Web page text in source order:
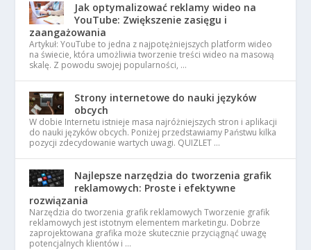
Jak optymalizować reklamy wideo na
YouTube: Zwiększenie zasięgu i
zaangażowania
Artykuł: YouTube to jedna z najpotężniejszych platform wideo
na świecie, która umożliwia tworzenie treści wideo na masową
skalę. Z powodu swojej popularności, …
Strony internetowe do nauki języków
obcych
W dobie Internetu istnieje masa najróżniejszych stron i aplikacji
do nauki języków obcych. Poniżej przedstawiamy Państwu kilka
pozycji zdecydowanie wartych uwagi. QUIZLET …
Najlepsze narzędzia do tworzenia grafik
reklamowych: Proste i efektywne
rozwiązania
Narzędzia do tworzenia grafik reklamowych Tworzenie grafik
reklamowych jest istotnym elementem marketingu. Dobrze
zaprojektowana grafika może skutecznie przyciągnąć uwagę
potencjalnych klientów i …